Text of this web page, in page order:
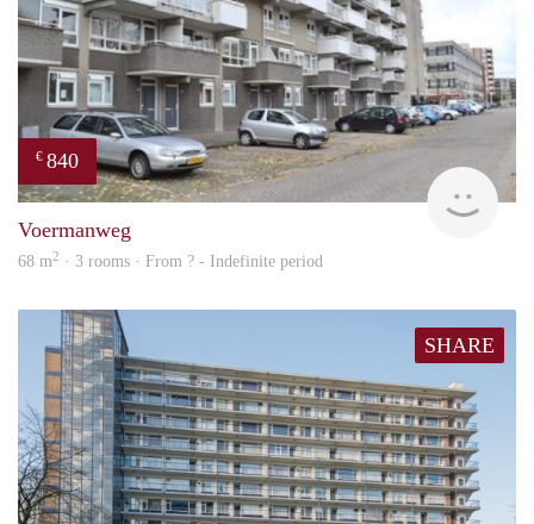
€ 840
rent
Voermanweg
68 m2 · 3 rooms · From ? - Indefinite period
SHARE